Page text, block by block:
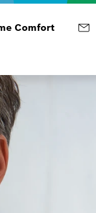
Comfort